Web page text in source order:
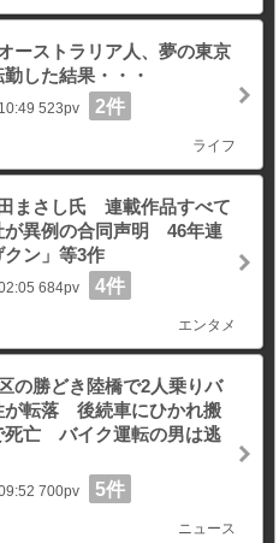
ーストラリア人、夢の東京
した結果・・・
523pv 2件
ライフ
まさし氏 連載作品すべて
異例の合同声明 46年連
ン」等3作
684pv 4件
エンタメ
の勝どき陸橋で2人乗りバ
が転落 後続車にひかれ搬
死亡 バイク運転の男は逃
700pv 5件
ニュース